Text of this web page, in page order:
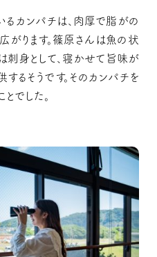
カンパチは、肉厚で脂がの
がります。篠原さんは魚の状
刺身として、寝かせて旨味が
るそうです。そのカンパチを
でした。